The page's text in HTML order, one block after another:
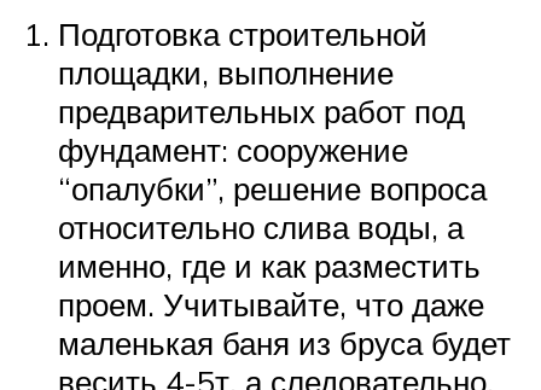
Подготовка строительной
площадки, выполнение
предварительных работ под
фундамент: сооружение
“опалубки”, решение вопроса
относительно слива воды, а
именно, где и как разместить
проем. Учитывайте, что даже
маленькая баня из бруса будет
весить 4-5т, а следовательно,